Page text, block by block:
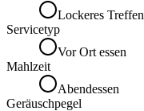
Lockeres Treffen
Servicetyp
Vor Ort essen
Mahlzeit
Abendessen
Geräuschpegel